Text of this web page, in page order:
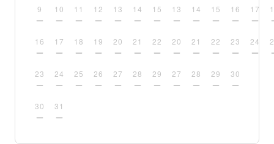
9 10 11 12 13 14 15
16 17 18 19 20 21 22
23 24 25 26 27 28 29
30 31
13 14 15 16 17
20 21 22 23 24
27 28 29 30